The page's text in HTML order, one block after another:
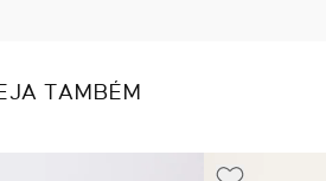
TAMBÉM